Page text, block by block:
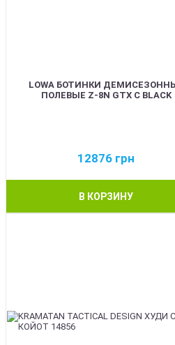
LOWA БОТИНКИ
ПОЛЕВЫЕ Z-8N GTX C BLACK
12876 грн
В КОРЗИНУ